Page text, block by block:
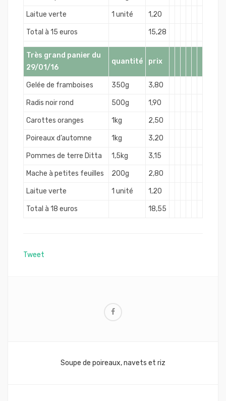
Laitue verte 1 unité 1,20
Total à 15 euros 15,28
Très grand panier du
29/01/16
quantité prix
Gelée de framboises 350g 3,80
Radis noir rond 500g 1,90
Carottes oranges 1kg 2,50
Poireaux d’automne 1kg 3,20
Pommes de terre Ditta 1,5kg 3,15
Mache à petites feuilles 200g 2,80
Laitue verte 1 unité 1,20
Total à 18 euros 18,55
Tweet
Soupe de poireaux, navets et riz